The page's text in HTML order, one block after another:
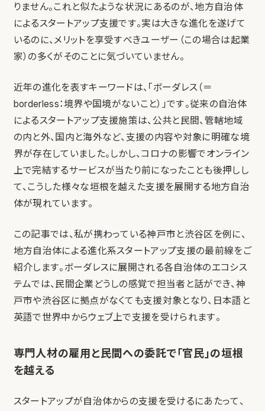
りません。これと似たような状況にあるのが、地方自治体
によるスタートアップ支援です。実は大きな進化を遂げて
いるのに、メリットを享受すべきユーザー（この場合は起業
家）の多くがそのことに気づいていません。
近年の進化を表すキーワードは、「ボーダレス（＝
borderless：境界や国境がないこと）」です。従来の自治体
によるスタートアップ支援施策は、公共と民間、管轄地域
の内と外、国内と海外など、支援の内容や対象に明確な境
界が存在していました。しかし、コロナの影響でオンライン
上で完結するサービスが当たり前になったことも後押しし
て、こうした様々な垣根を越えた支援を展開する地方自治
体が現れています。
この記事では、私が携わっている神戸市と渋谷区を例に、
地方自治体による進化系スタートアップ支援の最前線をご
紹介します。ボーダレスに展開される各自治体のエコシス
テムでは、民間企業どうしの感覚で担当者と話ができ、神
戸市や渋谷区に拠点がなくても支援対象となり、日本語と
英語で世界中からウェブ上で支援を受けられます。
専門人材の雇用と民間への委託で「官民」の垣根
を越える
スタートアップが自治体からの支援を受けるにあたって、